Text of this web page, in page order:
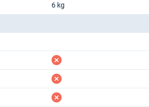
6 kg
fehlt
fehlt
fehlt